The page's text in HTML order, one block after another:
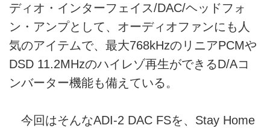
ディオ・インターフェイス/DAC/ヘッドフォ
ン・アンプとして、オーディオファンにも人
気のアイテムで、最大768kHzのリニアPCMや
DSD 11.2MHzのハイレゾ再生ができるD/Aコ
ンバーター機能も備えている。
今回はそんなADI-2 DAC FSを、Stay Home